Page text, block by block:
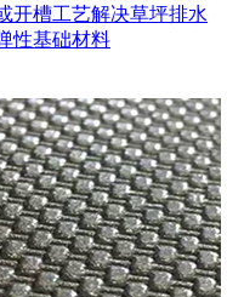
开槽工艺解决草坪排水
性基础材料